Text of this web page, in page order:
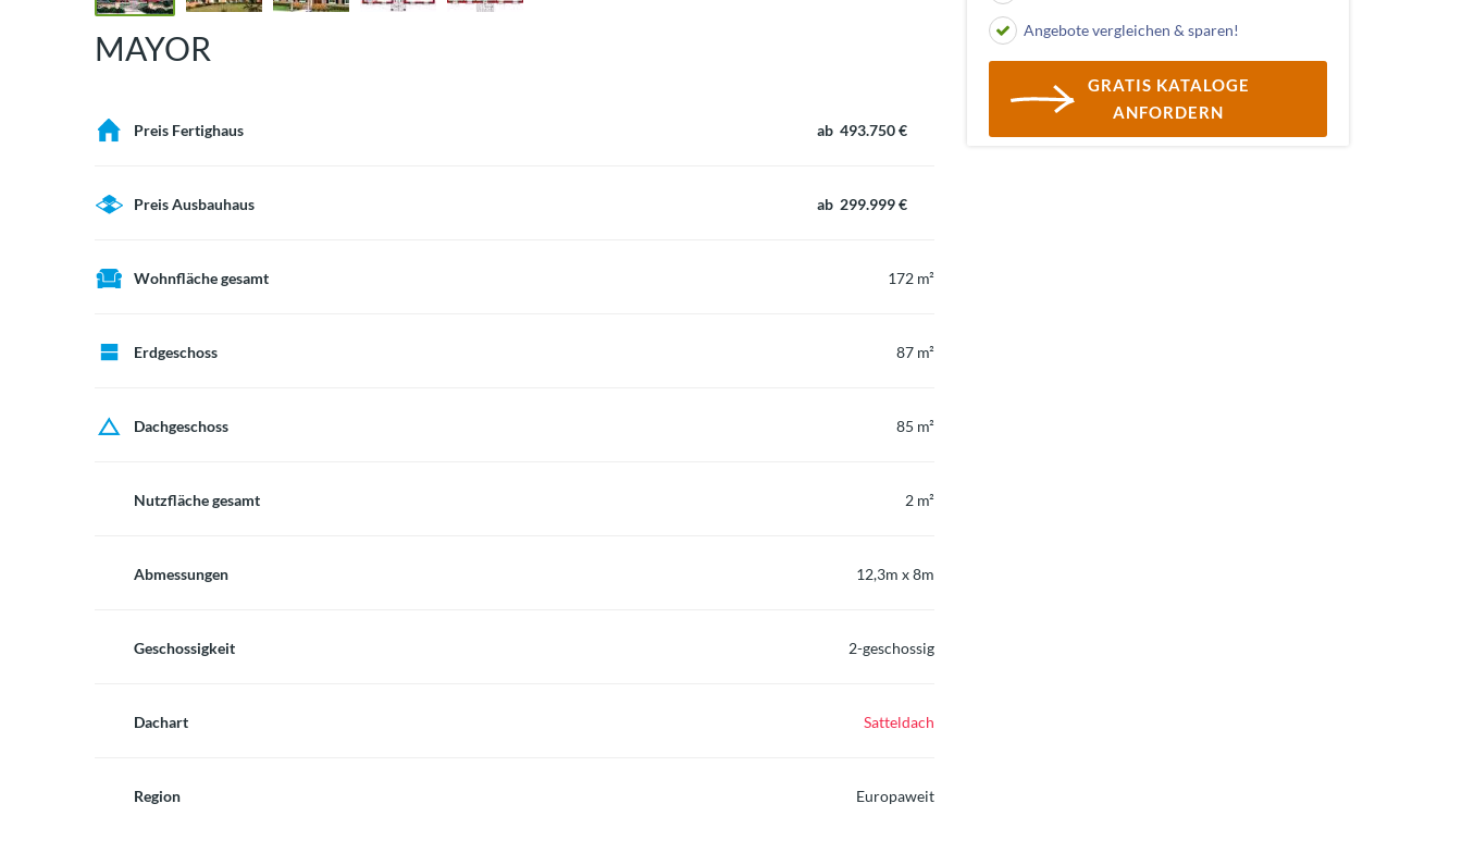
MAYOR
Preis Fertighaus ab 493.750 €
Preis Ausbauhaus ab 299.999 €
Wohnfläche gesamt 172 m²
Erdgeschoss 87 m²
Dachgeschoss 85 m²
Nutzfläche gesamt 2 m²
Abmessungen 12,3m x 8m
Geschossigkeit 2-geschossig
Dachart Satteldach
Region Europaweit
Angebote vergleichen & sparen!
GRATIS KATALOGE
ANFORDERN